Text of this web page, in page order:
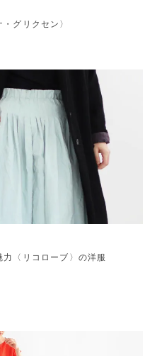
グリクセン〉
力〈リコローブ〉の洋服